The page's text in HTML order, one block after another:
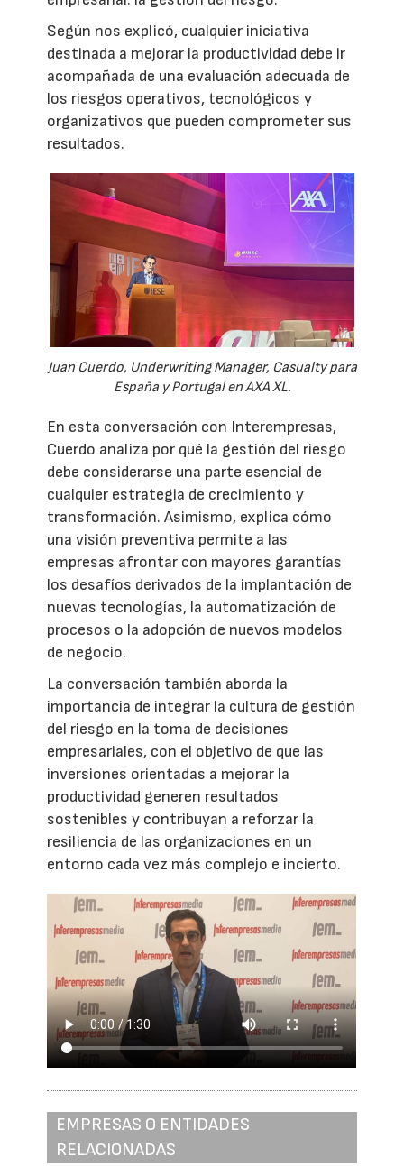
Según nos explicó, cualquier iniciativa
destinada a mejorar la productividad debe ir
acompañada de una evaluación adecuada de
los riesgos operativos, tecnológicos y
organizativos que pueden comprometer sus
resultados.
Juan Cuerdo, Underwriting Manager, Casualty para
España y Portugal en AXA XL.
En esta conversación con Interempresas,
Cuerdo analiza por qué la gestión del riesgo
debe considerarse una parte esencial de
cualquier estrategia de crecimiento y
transformación. Asimismo, explica cómo
una visión preventiva permite a las
empresas afrontar con mayores garantías
los desafíos derivados de la implantación de
nuevas tecnologías, la automatización de
procesos o la adopción de nuevos modelos
de negocio.
La conversación también aborda la
importancia de integrar la cultura de gestión
del riesgo en la toma de decisiones
empresariales, con el objetivo de que las
inversiones orientadas a mejorar la
productividad generen resultados
sostenibles y contribuyan a reforzar la
resiliencia de las organizaciones en un
entorno cada vez más complejo e incierto.
EMPRESAS O ENTIDADES
RELACIONADAS